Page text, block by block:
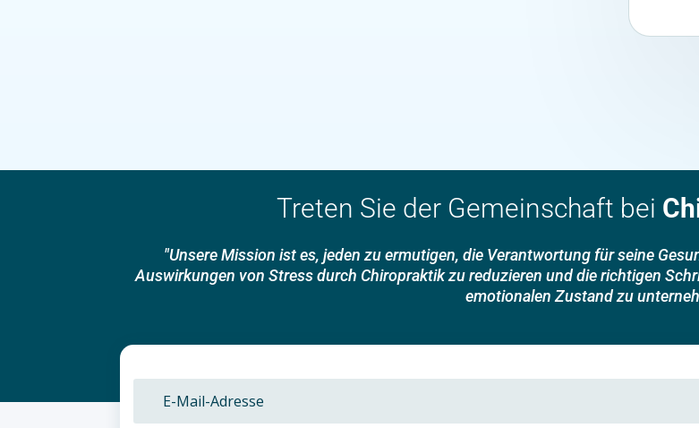
Treten Sie der Gemeinschaft bei
"Unsere Mission ist es, jeden zu ermutigen, die Verantwortung für seine
Auswirkungen von Stress durch Chiropraktik zu reduzieren und die richtigen
emotionalen Zustand zu